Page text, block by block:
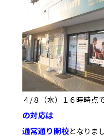
４/８（水）１６時時点
の対応は
通常通り開校となりま